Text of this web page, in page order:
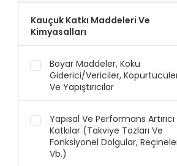
Kauçuk Katkı Maddeleri Ve
Kimyasalları
Boyar Maddeler, Koku
Giderici/Vericiler,
Ve Yapıştırıcılar
Yapısal Ve Performans Artırıcı
Katkılar (Takviye Tozları Ve
Fonksiyonel Dolgular,
Vb.)